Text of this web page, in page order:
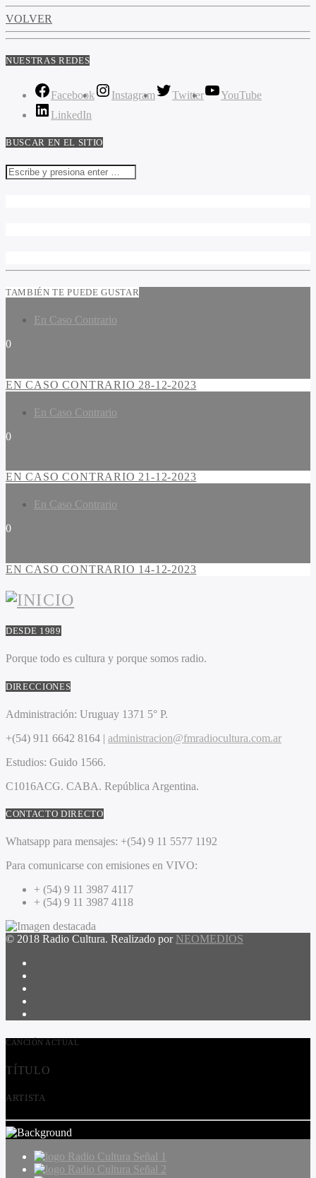
VOLVER
NUESTRAS REDES
Facebook Instagram Twitter
YouTube
LinkedIn
BUSCAR EN EL SITIO
TAMBIÉN TE PUEDE GUSTAR
En Caso Contrario
0
EN CASO CONTRARIO 28-12-2023
En Caso Contrario
0
EN CASO CONTRARIO 21-12-2023
En Caso Contrario
0
EN CASO CONTRARIO 14-12-2023
DESDE 1989
Porque todo es cultura y porque somos radio.
DIRECCIONES
Administración: Uruguay 1371 5° P.
+(54) 911 6642 8164 | administracion@fmradiocultura.com.ar
Estudios: Guido 1566.
C1016ACG. CABA. República Argentina.
CONTACTO DIRECTO
Whatsapp para mensajes: +(54) 9 11 5577 1192
Para comunicarse con emisiones en VIVO:
+ (54) 9 11 3987 4117
+ (54) 9 11 3987 4118
© 2018 Radio Cultura. Realizado por NEOMEDIOS
CANCIÓN ACTUAL
TÍTULO
ARTISTA
Radio Cultura Señal 1
Radio Cultura Señal 2